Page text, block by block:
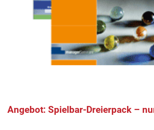
Angebot: Spielbar-Dreierpack –